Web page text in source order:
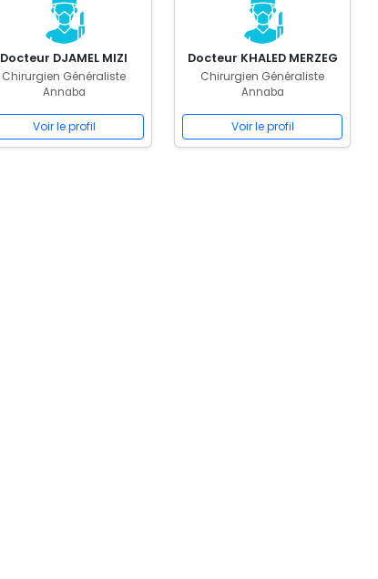
Docteur DJAMEL MIZI
Chirurgien Généraliste
Annaba
Voir le profil
Docteur KHALED MERZEG
Chirurgien Généraliste
Annaba
Voir le profil